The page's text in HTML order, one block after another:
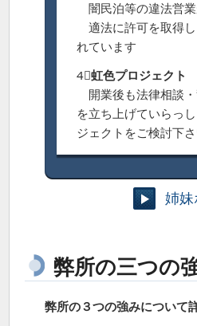
闇民泊等の違法営業
適法に許可を取得し
れています
4⃣虹色プロジェク ト
開業後も法律相談
を立ち上げていらっ
ジェクトをご検討下
姉妹
弊所の三つの
弊所の３つの強みについて